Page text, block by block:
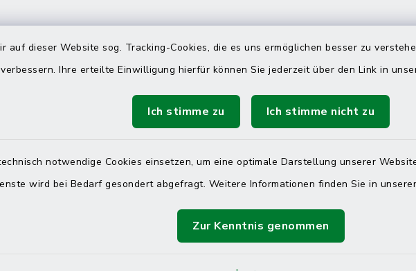
auf dieser Website sog. Tracking-Cookies, die es uns ermöglichen besser zu
Ihre erteilte Einwilligung hierfür können Sie jederzeit über den Link in
Ich stimme zu Ich stimme nicht zu
notwendige Cookies einsetzen, um eine optimale Darstellung unserer
wird bei Bedarf gesondert abgefragt. Weitere Informationen finden Sie in
Zur Kenntnis genommen
direkte telefonische Erreichbarkeit per
Durchwahl
Montag - Donnerstag
08:00 Uhr – 12:00 Uhr
14:00 Uhr – 16:00 Uhr
Freitag
08:00 Uhr – 12:00 Uhr
Online-Terminvereinbarung
Haben Sie ein dringendes Anliegen, finden aber online